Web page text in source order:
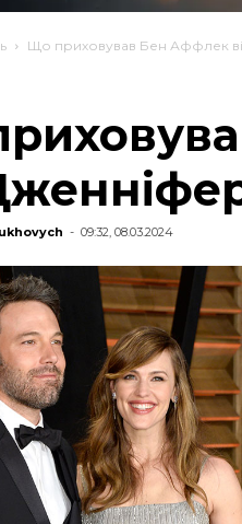
Що приховував Бен Аффлек
- 09:32, 08.03.2024